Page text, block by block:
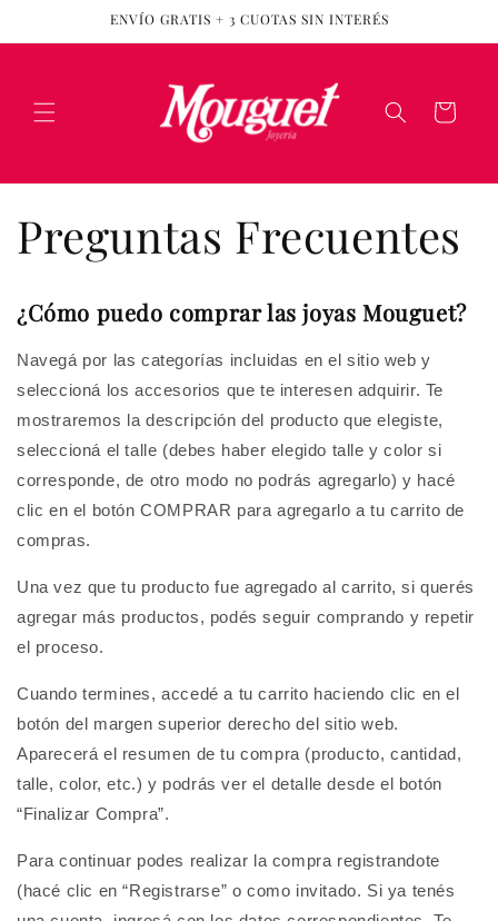
directamente
al contenido
ENVÍO GRATIS + 3 CUOTAS SIN INTERÉS
Carrito
Preguntas Frecuentes
¿Cómo puedo comprar las joyas Mouguet?
Navegá por las categorías incluidas en el sitio web y
seleccioná los accesorios que te interesen adquirir. Te
mostraremos la descripción del producto que elegiste,
seleccioná el talle (debes haber elegido talle y color si
corresponde, de otro modo no podrás agregarlo) y hacé
clic en el botón COMPRAR para agregarlo a tu carrito de
compras.
Una vez que tu producto fue agregado al carrito, si querés
agregar más productos, podés seguir comprando y repetir
el proceso.
Cuando termines, accedé a tu carrito haciendo clic en el
botón del margen superior derecho del sitio web.
Aparecerá el resumen de tu compra (producto, cantidad,
talle, color, etc.) y podrás ver el detalle desde el botón
“Finalizar Compra”.
Para continuar podes realizar la compra registrandote
(hacé clic en “Registrarse” o como invitado. Si ya tenés